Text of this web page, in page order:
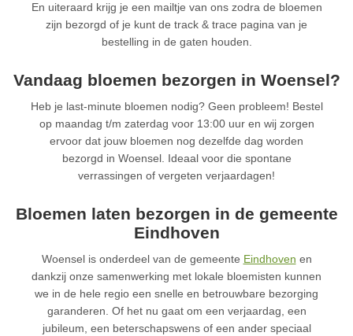
En uiteraard krijg je een mailtje van ons zodra de bloemen
zijn bezorgd of je kunt de track & trace pagina van je
bestelling in de gaten houden.
Vandaag bloemen bezorgen in Woensel?
Heb je last-minute bloemen nodig? Geen probleem! Bestel
op maandag t/m zaterdag voor 13:00 uur en wij zorgen
ervoor dat jouw bloemen nog dezelfde dag worden
bezorgd in Woensel. Ideaal voor die spontane
verrassingen of vergeten verjaardagen!
Bloemen laten bezorgen in de gemeente
Eindhoven
Woensel is onderdeel van de gemeente Eindhoven en
dankzij onze samenwerking met lokale bloemisten kunnen
we in de hele regio een snelle en betrouwbare bezorging
garanderen. Of het nu gaat om een verjaardag, een
jubileum, een beterschapswens of een ander speciaal